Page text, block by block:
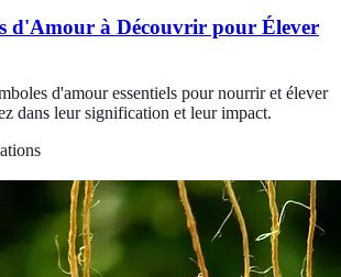
d'Amour à Découvrir pour Élever
d'amour essentiels pour nourrir et élever
dans leur signification et leur impact.